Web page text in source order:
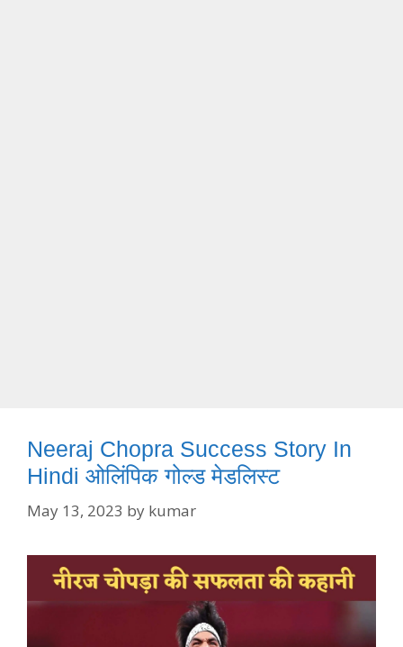
Neeraj Chopra Success Story In
Hindi ओलिंपिक गोल्ड मेडलिस्ट
May 13, 2023 by kumar